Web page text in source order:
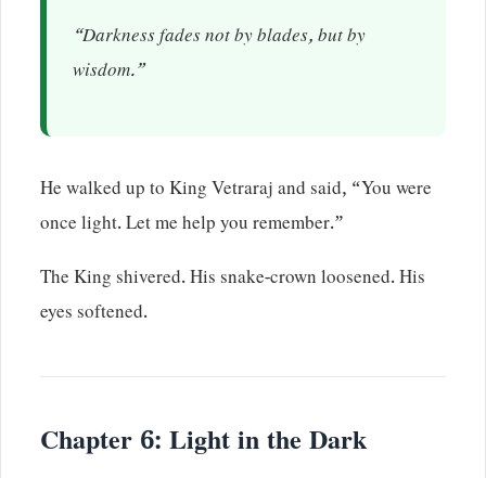
“Darkness fades not by blades, but by
wisdom.”
He walked up to King Vetraraj and said, “You were
once light. Let me help you remember.”
The King shivered. His snake-crown loosened. His
eyes softened.
Chapter 6: Light in the Dark